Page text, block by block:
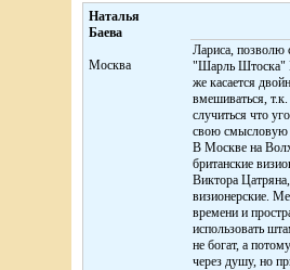
Наталья
Баева
Москва
Лариса, позволю
"Шарль Штоска"
же касается
вмешиваться,
случиться что
свою смысловую
В Москве на
британские
Виктора
визионерские.
времени и
использовать
не богат, а
через душу, но